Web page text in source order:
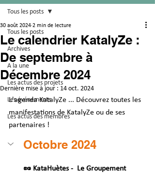
Tous les posts
Archives
A la une
Les actus des projets
Les événements
Les actus des membres
Tous les posts
Le calendrier KatalyZe :
De septembre à
Décembre 2024
30 août 2024 2 min de lecture
Dernière mise à jour : 14 oct. 2024
L'agenda KatalyZe ... Découvrez toutes les
manifestations de KatalyZe ou de ses
partenaires !
Octobre 2024
🥜 KataHuètes - Le Groupement